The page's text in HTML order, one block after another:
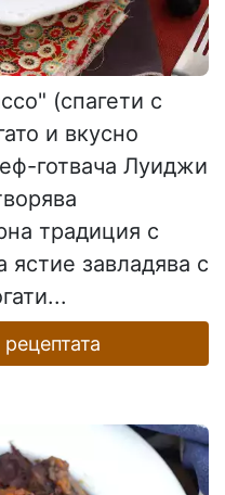
(спагети с
и вкусно
готвача Луиджи
традиция с
завладява с